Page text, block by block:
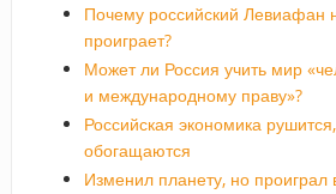
Почему российский Левиафан
проиграет?
Может ли Россия учить мир
и международному праву»?
Российская экономика
обогащаются
Изменил планету, но проиграл